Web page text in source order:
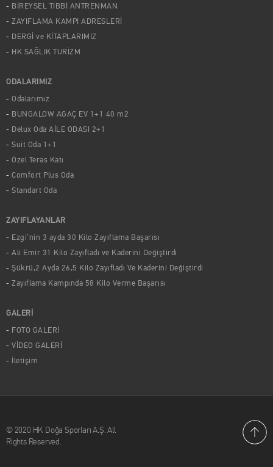
BİREYSEL TIBBİ ANTRENMAN
ZAYIFLAMA KAMPI ADRESLERİ
DERGİ ve KİTAPLARIMIZ
HK SAĞLIK TURİZM
ODALARIMIZ
Odalarımız
BUNGALOW AGAÇ EV 1+1 40 m2
Delux Oda AİLE ODASI 2+1
Suit Oda 1+1
Özel Teras Katı
Comfort Plus Oda
Standart Oda
ZAYIFLAYANLAR
Ezgi’nin 3 ayda 30 Kilo Zayıflama Başarısı
Ali Emir 31 Kilo Zayıfladı ve Kaderini Değiştirdi
Şükrü,2 Ayda 26,5 Kilo Zayıfladı Ve Kaderini Değiştirdi
Zayıflama Kampında 58 Kilo Verme Başarısı
GALERİ
FOTO GALERİ
VİDEO GALERİ
İletişim
© 2020 HK Doğa Sporları A.Ş. All
Rights Reserved.